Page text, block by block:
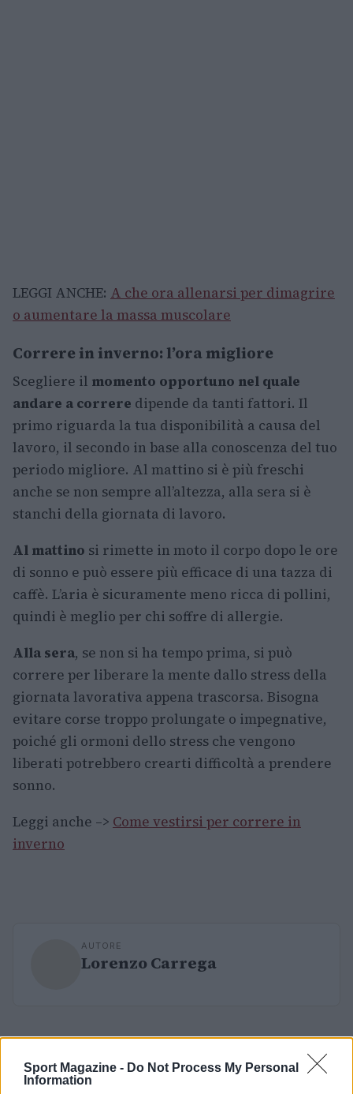
Sport Magazine - Do Not Process My Personal
Information
LEGGI ANCHE: A che ora allenarsi per dimagrire
o aumentare la massa muscolare
Correre in inverno: l’ora migliore
Scegliere il momento opportuno nel quale
andare a correre dipende da tanti fattori. Il
primo riguarda la tua disponibilità a causa del
lavoro, il secondo in base alla conoscenza del tuo
periodo migliore. Al mattino si è più freschi
anche se non sempre all’altezza, alla sera si è
stanchi della giornata di lavoro.
Al mattino si rimette in moto il corpo dopo le ore
di sonno e può essere più efficace di una tazza di
caffè. L’aria è sicuramente meno ricca di pollini,
quindi è meglio per chi soffre di allergie.
Alla sera, se non si ha tempo prima, si può
correre per liberare la mente dallo stress della
giornata lavorativa appena trascorsa. Bisogna
evitare corse troppo prolungate o impegnative,
poiché gli ormoni dello stress che vengono
liberati potrebbero crearti difficoltà a prendere
sonno.
Leggi anche –> Come vestirsi per correre in
inverno
AUTORE
Lorenzo Carrega